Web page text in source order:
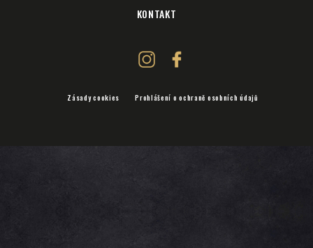
KONTAKT
Zásady cookies Prohlášení o ochraně osobních údajů